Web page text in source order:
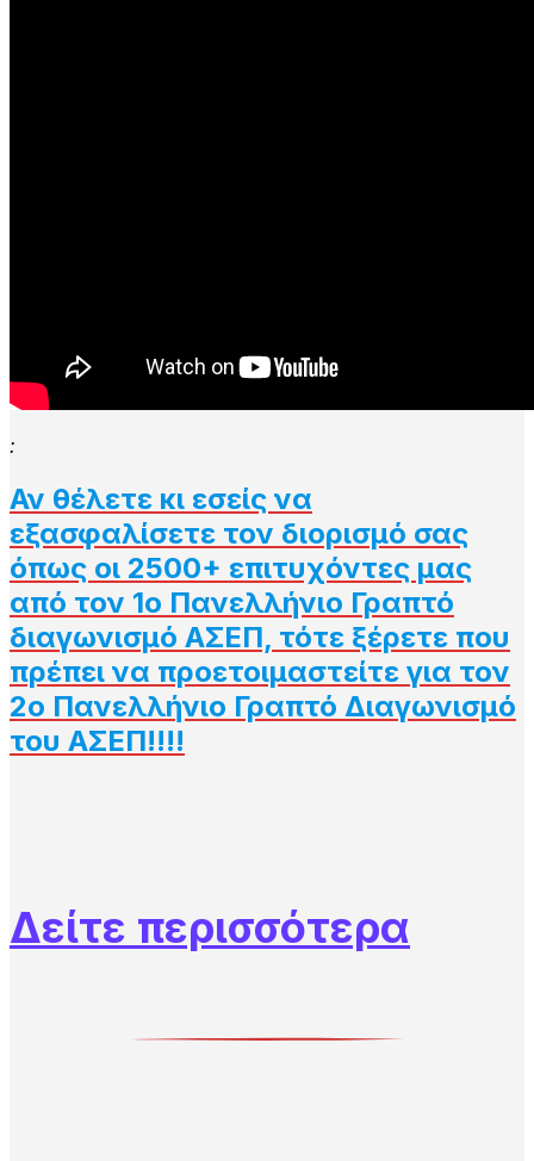
:
Αν θέλετε κι εσείς να
εξασφαλίσετε τον διορισμό σας
όπως οι 2500+ επιτυχόντες μας
από τον 1ο Πανελλήνιο Γραπτό
διαγωνισμό ΑΣΕΠ, τότε ξέρετε που
πρέπει να προετοιμαστείτε για τον
2ο Πανελλήνιο Γραπτό Διαγωνισμό
του ΑΣΕΠ!!!!
Δείτε περισσότερα